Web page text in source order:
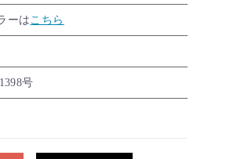
ーはこちら
号